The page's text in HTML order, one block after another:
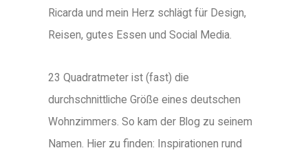
Ricarda und mein Herz schlägt für Design,
Reisen, gutes Essen und Social Media.
23 Quadratmeter ist (fast) die
durchschnittliche Größe eines deutschen
Wohnzimmers. So kam der Blog zu seinem
Namen. Hier zu finden: Inspirationen rund